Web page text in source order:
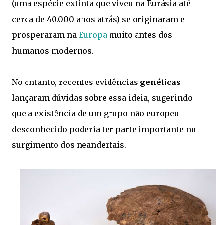
(uma espécie extinta que viveu na Eurásia até
cerca de 40.000 anos atrás) se originaram e
prosperaram na Europa muito antes dos
humanos modernos.
No entanto, recentes evidências genéticas
lançaram dúvidas sobre essa ideia, sugerindo
que a existência de um grupo não europeu
desconhecido poderia ter parte importante no
surgimento dos neandertais.